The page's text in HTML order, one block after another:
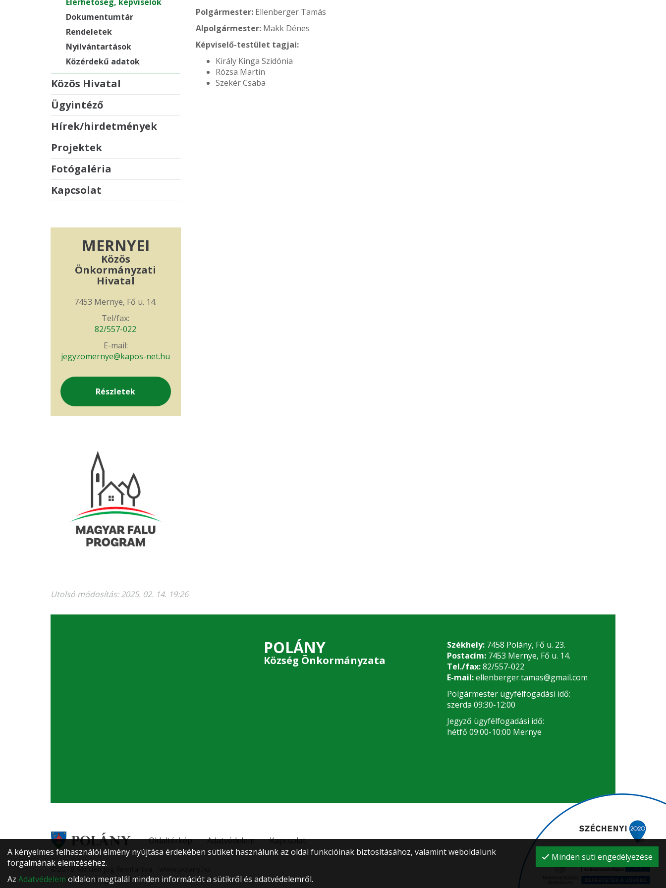
Dokumentumtár
Rendeletek
Nyilvántartások
Közérdekű adatok
Közös Hivatal
Ügyintéző
Hírek/hirdetmények
Projektek
Fotógaléria
Kapcsolat
MERNYEI
Közös
Önkormányzati
Hivatal
7453 Mernye, Fő u. 14.
Tel/fax:
82/557-022
E-mail:
jegyzomernye@kapos-net.hu
Részletek
Polgármester:Ellenberger Tamás
Alpolgármester: Makk Dénes
Képviselő-testület tagjai:
Király Kinga Szidónia
Rózsa Martin
Szekér Csaba
Utolsó módosítás: 2025. 02. 14. 19:26
POLÁNY
Község Önkormányzata
Székhely: 7458 Polány, Fő u. 23.
Postacím: 7453 Mernye, Fő u. 14.
Tel./fax:82/557-022
E-mail:ellenberger.tamas@gmail.com
Polgármester ügyfélfogadási idő:
szerda 09:30-12:00
Jegyző ügyfélfogadási idő:
hétfő 09:00-10:00 Mernye
Oldaltérkép Adatvédelem Kapcsolat
©2018 Minden jog fenntartva - www.polany.hu
Készítette: Integranet Kft.
Minden süti engedélyezése
A kényelmes felhasználói élmény nyújtása érdekében sütiket használunk az oldal funkcióinak biztosításához, valamint weboldalunk
forgalmának elemzéséhez.
Az Adatvédelem oldalon megtalál minden információt a sütikről és adatvédelemről.